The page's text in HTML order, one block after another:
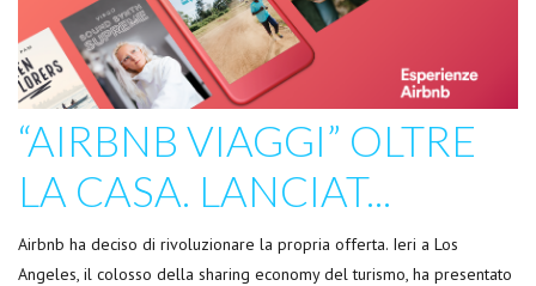
“AIRBNB VIAGGI” OLTRE
LA CASA. LANCIAT...
Airbnb ha deciso di rivoluzionare la propria offerta. Ieri a Los
Angeles, il colosso della sharing economy del turismo, ha presentato